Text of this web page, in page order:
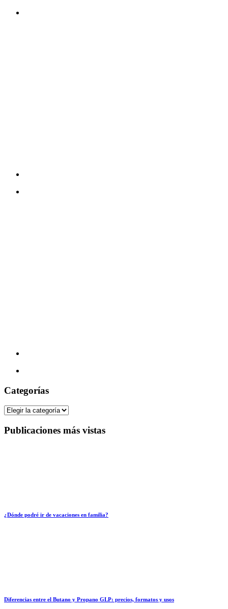
Categorías
Categorías
Publicaciones más vistas
¿Dónde podré ir de vacaciones en familia?
Diferencias entre el Butano y Propano GLP: precios, formatos y usos